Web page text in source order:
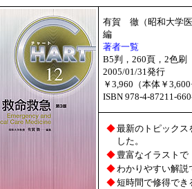
有賀 徹（昭和大学医
編
著者一覧
B5判，260頁，2色刷
2005/01/31発行
￥3,960（本体￥
ISBN 978-4-87211-
◆最新のトピックス
した。
◆ 豊富なイラストで
◆わかりやすい解説
◆短時間で修得でき